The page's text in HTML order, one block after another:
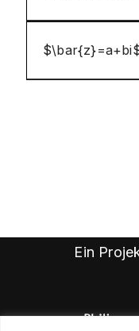
Ein